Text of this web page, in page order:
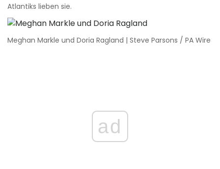
Atlantiks lieben sie.
Meghan Markle und Doria Ragland | Steve Parsons / PA Wire
ad